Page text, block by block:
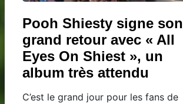
Pooh Shiesty signe son
grand retour avec « All
Eyes On Shiest », un
album très attendu
C’est le grand jour pour les fans de